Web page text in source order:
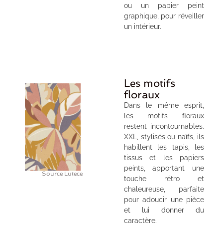
ou un papier peint
graphique, pour réveiller
un intérieur.
Source Lutece
Les motifs
floraux
Dans le même esprit,
les motifs floraux
restent incontournables.
XXL, stylisés ou naïfs, ils
habillent les tapis, les
tissus et les papiers
peints, apportant une
touche rétro et
chaleureuse, parfaite
pour adoucir une pièce
et lui donner du
caractère.